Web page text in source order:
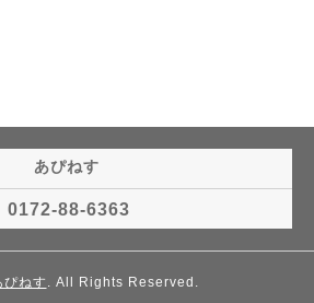
あぴねす
0172-88-6363
ぴねす . All Rights Reserved.